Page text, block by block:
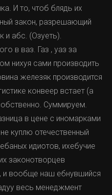
И то, чтоб блядь их
закон, разрешающий
и абс. (Озуеть).
в ваз. Газ , уаз за
нихуя сами производить
железяк производится
конвеер встает (а
Суммируем.
в цене с иномарками
куплю отечественный
идиотов, ихебучие
законотворцев
и вообще наш ебнувшийся
весь менеджмент